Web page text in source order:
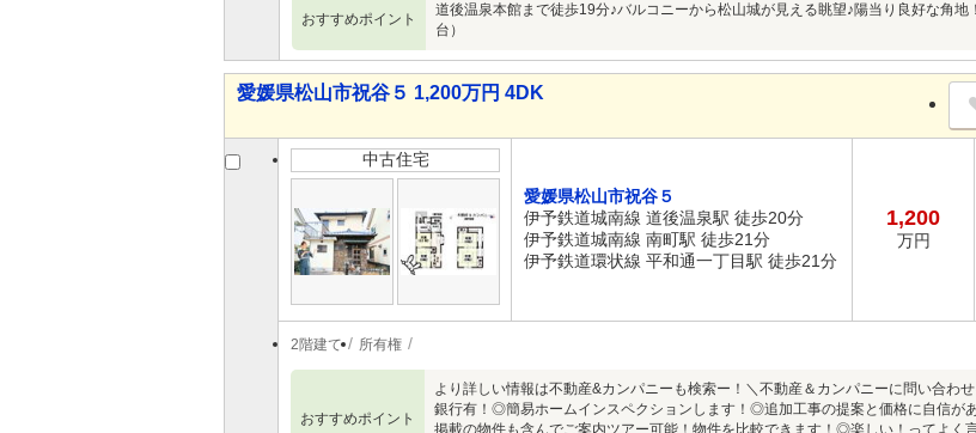
おすすめポイント
道後温泉本館まで徒歩19分♪バルコニーから松山城が見える眺望♪陽当り良好な角
台）
愛媛県松山市祝谷５ 1,200万円 4DK
中古住宅
愛媛県松山市祝谷５
伊予鉄道城南線 道後温泉駅 徒歩20分
伊予鉄道城南線 南町駅 徒歩21分
伊予鉄道環状線 平和通一丁目駅 徒歩21分
1,200
万円
2階建て 所有権
おすすめポイント
より詳しい情報は不動産&カンパニーも検索ー！＼不動産＆カンパニーに問い合わ
銀行有！◎簡易ホームインスペクションします！◎追加工事の提案と価格に自信
掲載の物件も含んでご案内ツアー可能！物件を比較できます！◎楽しい！ってよく